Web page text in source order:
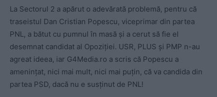
La Sectorul 2 a apărut o adevărată problemă, pentru că
traseistul Dan Cristian Popescu, viceprimar din partea
PNL, a bătut cu pumnul în masă și a cerut să fie el
desemnat candidat al Opoziției. USR, PLUS și PMP n-au
agreat ideea, iar G4Media.ro a scris că Popescu a
amenințat, nici mai mult, nici mai puțin, că va candida din
partea PSD, dacă nu e susținut de PNL!